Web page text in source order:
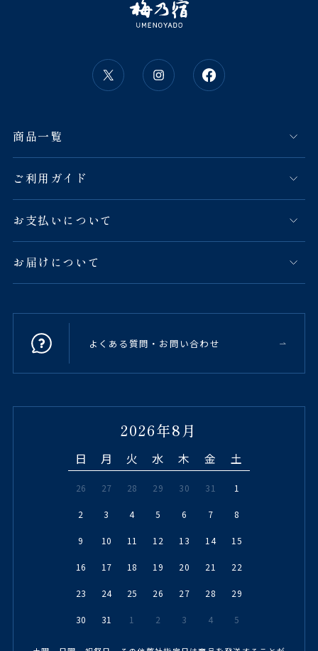
商品一覧
ご利用ガイド
お支払いについて
お届けについて
よくある質問・お問い合わせ
2026年8月
日 月 火 水 木 金 土
26 27 28 29 30 31 1
2 3 4 5 6 7 8
9 10 11 12 13 14 15
16 17 18 19 20 21 22
23 24 25 26 27 28 29
30 31 1 2 3 4 5